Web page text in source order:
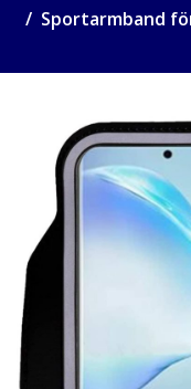
Sportarmband